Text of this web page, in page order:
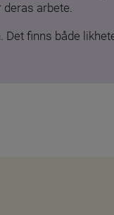
arbete.
finns både